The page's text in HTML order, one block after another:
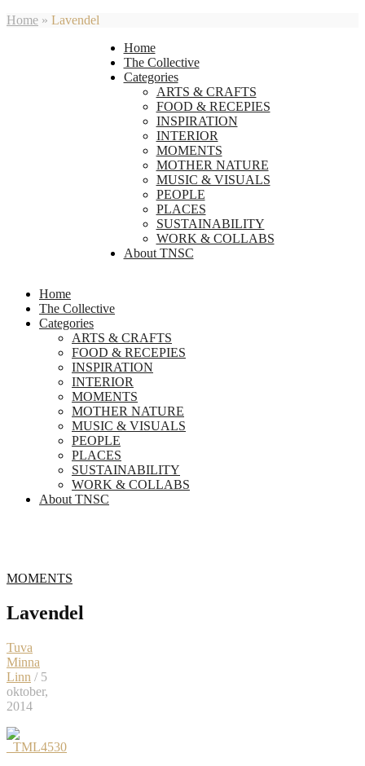
Home » Lavendel
Home
The Collective
Categories
ARTS & CRAFTS
FOOD & RECEPIES
INSPIRATION
INTERIOR
MOMENTS
MOTHER NATURE
MUSIC & VISUALS
PEOPLE
PLACES
SUSTAINABILITY
WORK & COLLABS
About TNSC
Home
The Collective
Categories
ARTS & CRAFTS
FOOD & RECEPIES
INSPIRATION
INTERIOR
MOMENTS
MOTHER NATURE
MUSIC & VISUALS
PEOPLE
PLACES
SUSTAINABILITY
WORK & COLLABS
About TNSC
MOMENTS
Lavendel
Tuva
Minna
Linn / 5
oktober,
2014